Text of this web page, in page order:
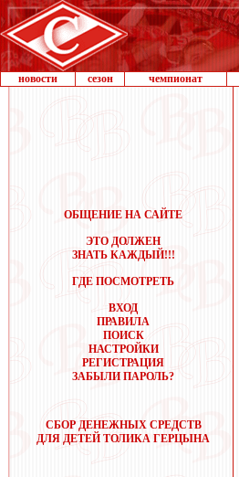
новости сезон чемпионат
ОБЩЕНИЕ НА САЙТЕ
ЭТО ДОЛЖЕН
ЗНАТЬ КАЖДЫЙ!!!
ГДЕ ПОСМОТРЕТЬ
ВХОД
ПРАВИЛА
ПОИСК
НАСТРОЙКИ
РЕГИСТРАЦИЯ
ЗАБЫЛИ ПАРОЛЬ?
СБОР ДЕНЕЖНЫХ СРЕДСТВ
ДЛЯ ДЕТЕЙ ТОЛИКА ГЕРЦЫНА